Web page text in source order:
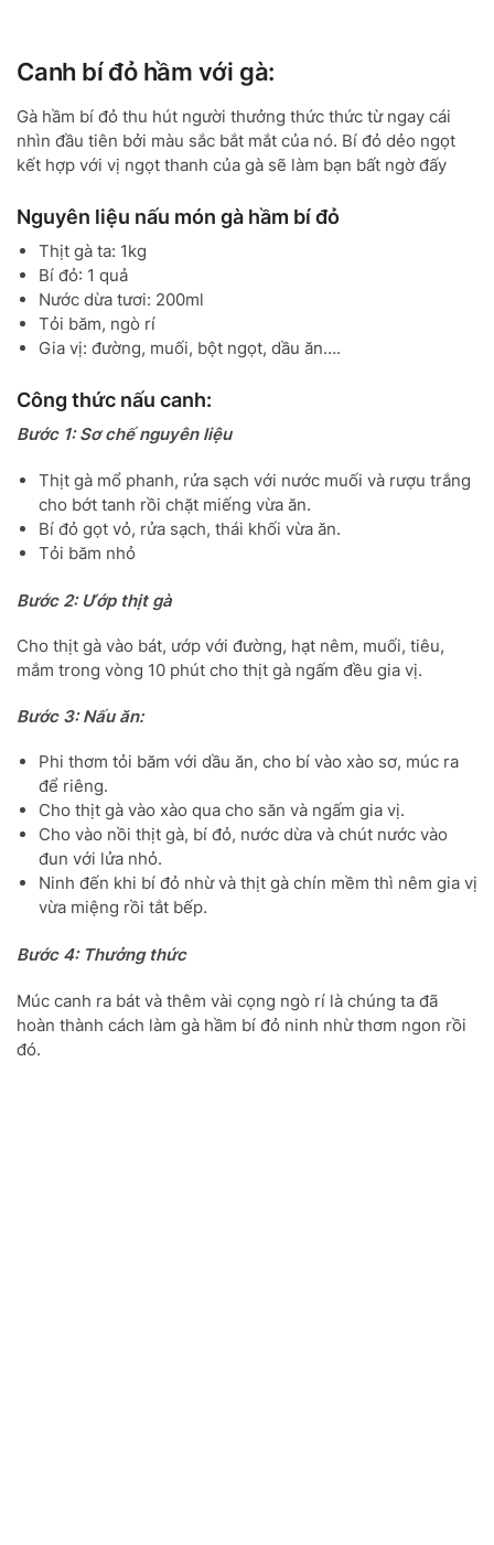
Canh bí đỏ hầm với gà:
Gà hầm bí đỏ thu hút người thưởng thức thức từ ngay cái
nhìn đầu tiên bởi màu sắc bắt mắt của nó. Bí đỏ dẻo ngọt
kết hợp với vị ngọt thanh của gà sẽ làm bạn bất ngờ đấy
Nguyên liệu nấu món gà hầm bí đỏ
Thịt gà ta: 1kg
Bí đỏ: 1 quả
Nước dừa tươi: 200ml
Tỏi băm, ngò rí
Gia vị: đường, muối, bột ngọt, dầu ăn….
Công thức nấu canh:
Bước 1: Sơ chế nguyên liệu
Thịt gà mổ phanh, rửa sạch với nước muối và rượu trắng
cho bớt tanh rồi chặt miếng vừa ăn.
Bí đỏ gọt vỏ, rửa sạch, thái khối vừa ăn.
Tỏi băm nhỏ
Bước 2: Ướp thịt gà
Cho thịt gà vào bát, ướp với đường, hạt nêm, muối, tiêu,
mắm trong vòng 10 phút cho thịt gà ngấm đều gia vị.
Bước 3: Nấu ăn:
Phi thơm tỏi băm với dầu ăn, cho bí vào xào sơ, múc ra
để riêng.
Cho thịt gà vào xào qua cho săn và ngấm gia vị.
Cho vào nồi thịt gà, bí đỏ, nước dừa và chút nước vào
đun với lửa nhỏ.
Ninh đến khi bí đỏ nhừ và thịt gà chín mềm thì nêm gia vị
vừa miệng rồi tắt bếp.
Bước 4: Thưởng thức
Múc canh ra bát và thêm vài cọng ngò rí là chúng ta đã
hoàn thành cách làm gà hầm bí đỏ ninh nhừ thơm ngon rồi
đó.